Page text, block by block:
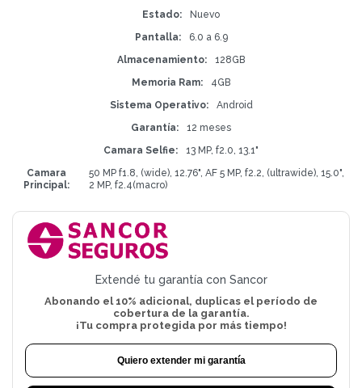
Estado
Nuevo
Pantalla
6.0 a 6.9
Almacenamiento
128GB
Memoria Ram
4GB
Sistema Operativo
Android
Garantía
12 meses
Camara Selfie
13 MP, f2.0, 13.1"
Camara
Principal
50 MP f1.8, (wide), 12.76", AF 5 MP, f2.2, (ultrawide), 15.0",
2 MP, f2.4(macro)
Extendé tu garantía con Sancor
Abonando el 10% adicional, duplicas el período de
cobertura de la garantía.
¡Tu compra protegida por más tiempo!
Quiero extender mi garantía